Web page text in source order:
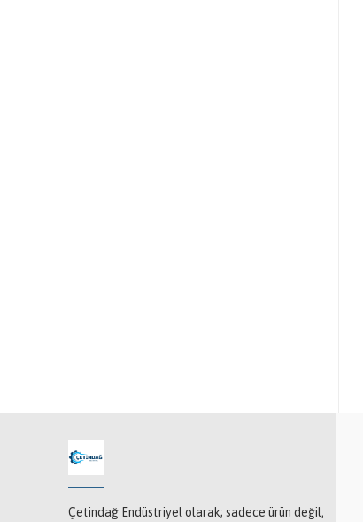
Çetindağ Endüstriyel olarak; sadece ürün değil,